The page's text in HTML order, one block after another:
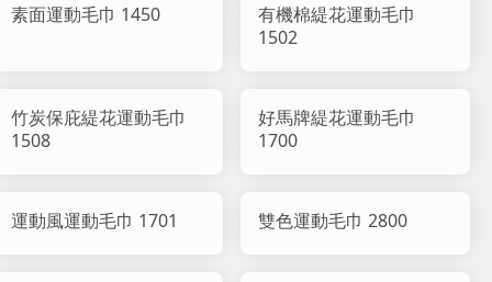
素面運動毛巾 1450
有機棉緹花運動毛巾
1502
竹炭保庇緹花運動毛巾
1508
好馬牌緹花運動毛巾
1700
運動風運動毛巾 1701 雙色運動毛巾 2800